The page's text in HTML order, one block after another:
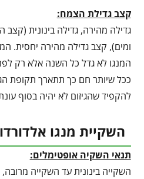
קצב גדילת הצמח:
גדילה מהירה, גדילה בינונית (קצב
ומים), קצב גדילה מהירה יחסית.
המנגו לא גדל כל השנה אלא רק
ככל שיותר חם כך תתארך תקופת
להקפיד שהגיזום לא יהיה בסוף
השקיית מנגו אלדורדו
תנאי השקיה אופטימלים:
השקייה בינונית עד השקייה